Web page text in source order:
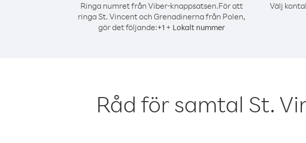
Ringa numret från Viber-knappsatsen.För att
ringa St. Vincent och Grenadinerna från Polen,
gör det följande:+1+ Lokalt nummer
Välj
Råd för samtal St.